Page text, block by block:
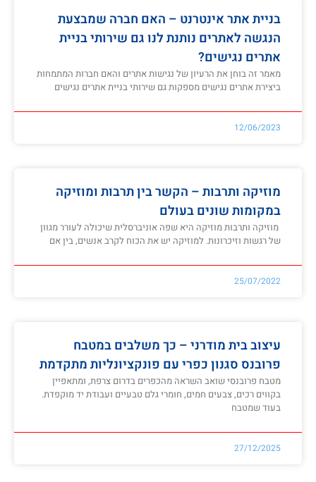
בניית אתר אינטרנט – האם חברה שמבצעת
הנגשה לאתרים נותנת לנו גם שירותי בניית
אתרים נגישים?
מאמר זה בוחן את הרעיון של נגישות אתרים והאם חברות המתמחות
ביצירת אתרים נגישים מספקות גם שירותי בניית אתרים נגישים
12/06/2023
מוזיקה ותרבות – הקשר בין תרבות ומוזיקה
במקומות שונים בעולם
מוזיקה ותרבות מוזיקה היא שפה אוניברסלית שיכולה לעורר מגוון
של רגשות וזיכרונות. למוזיקה יש את הכוח לקרב אנשים, בין אם
25/07/2022
עיצוב בית מודרני – כך משלבים במטבח
פרובנס סגנון כפרי עם פונקציונליות מתקדמת
מטבח פרובנסי שואב השראה מהכפרים בדרום צרפת, ומתאפיין
בקווים רכים, צבעים חמים, חומרי גלם טבעיים ועבודת יד מוקפדת.
בעוד שמטבח
27/12/2025